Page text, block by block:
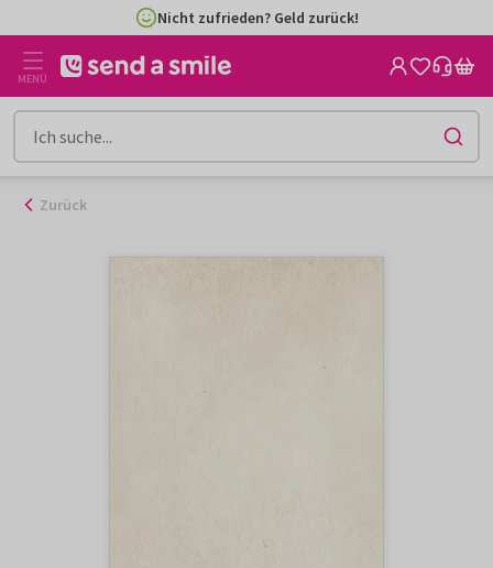
Inhalt
gehen
Nicht zufrieden? Geld zurück!
MENÜ
Zurück